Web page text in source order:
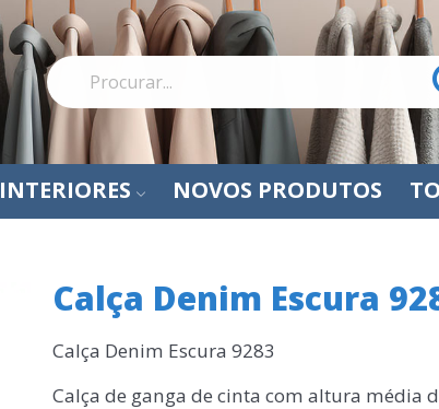
INTERIORES NOVOS PRODUTOS
Calça Denim Escura
Calça Denim Escura 9283
Calça de ganga de cinta com altura média